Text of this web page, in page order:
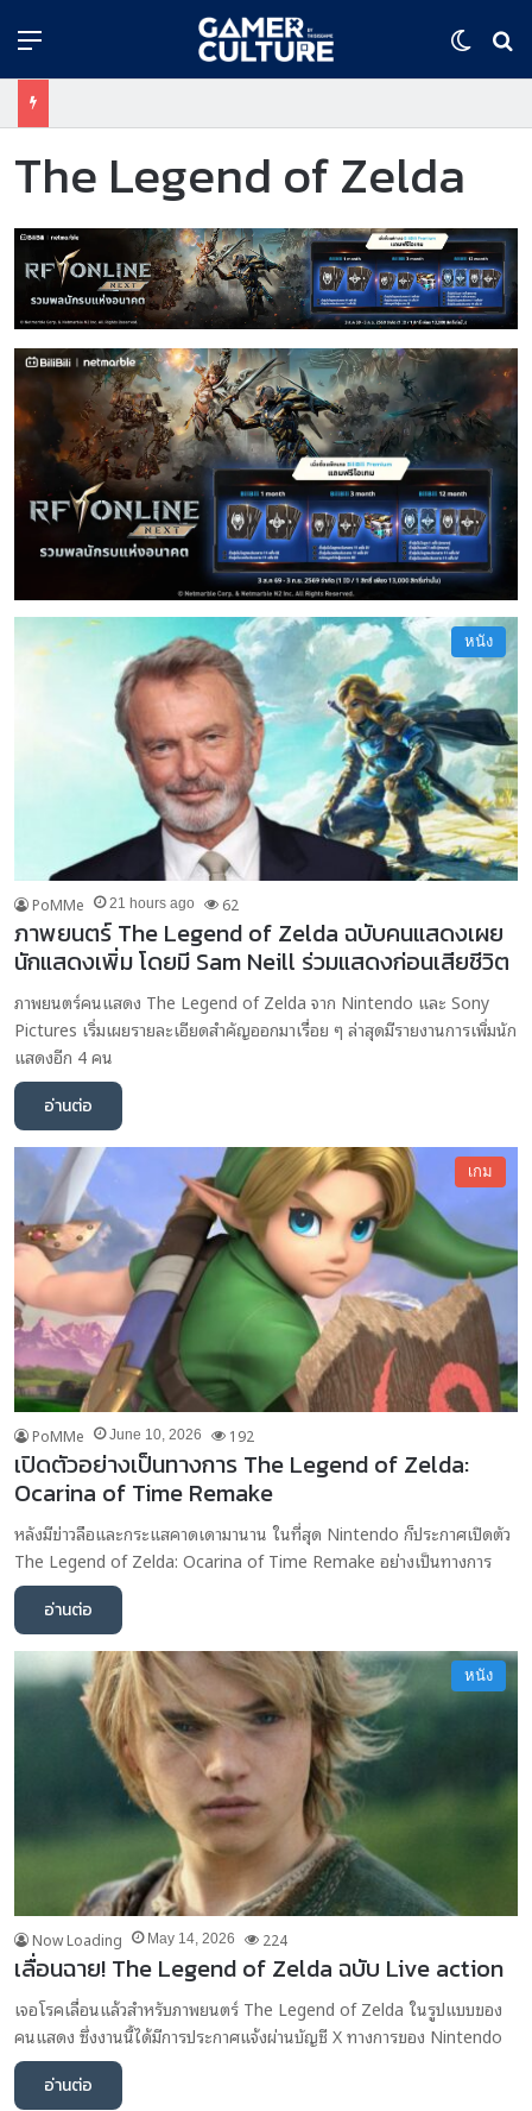
The Legend of Zelda
หนัง
PoMMe 21 hours ago 62
ภาพยนตร์ The Legend of Zelda ฉบับคนแสดงเผย
นักแสดงเพิ่ม โดยมี Sam Neill ร่วมแสดงก่อนเสียชีวิต
ภาพยนตร์คนแสดง The Legend of Zelda จาก Nintendo และ Sony
Pictures เริ่มเผยรายละเอียดสำคัญออกมาเรื่อย ๆ ล่าสุดมีรายงานการเพิ่มนัก
แสดงอีก 4 คน
อ่านต่อ
เกม
PoMMe June 10, 2026 192
เปิดตัวอย่างเป็นทางการ The Legend of Zelda:
Ocarina of Time Remake
หลังมีข่าวลือและกระแสคาดเดามานาน ในที่สุด Nintendo ก็ประกาศเปิดตัว
The Legend of Zelda: Ocarina of Time Remake อย่างเป็นทางการ
อ่านต่อ
หนัง
Now Loading May 14, 2026 224
เลื่อนฉาย! The Legend of Zelda ฉบับ Live action
เจอโรคเลื่อนแล้วสำหรับภาพยนตร์ The Legend of Zelda ในรูปแบบของ
คนแสดง ซึ่งงานนี้ได้มีการประกาศแจ้งผ่านบัญชี X ทางการของ Nintendo
อ่านต่อ